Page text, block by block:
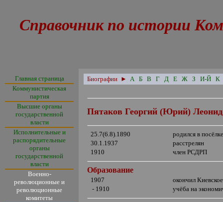
Справочник по истории
Главная страница
Коммунистическая
партия
Высшие органы
государственной
власти
Исполнительные и
распорядительные
органы
государственной
власти
Военно-
революционные и
революционные
комитеты
Биографии ► А Б В Г Д Е Ж З И-Й К
Пятаков Георгий (Юрий)
25.7(6.8).1890
родился в
30.1.1937
расстрелян
1910
член РСДРП
Образование
1907
окончил
- 1910
учёба на